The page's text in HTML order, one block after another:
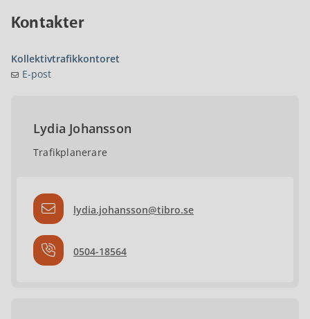
Kontakter
Kollektivtrafikkontoret
E-post
Lydia Johansson
Trafikplanerare
lydia.johansson@tibro.se
0504-18564